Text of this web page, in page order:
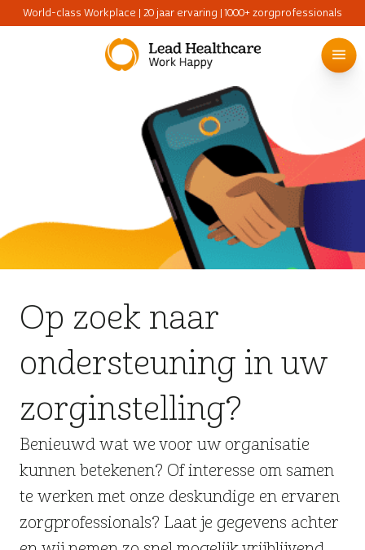
World-class Workplace | 20 jaar ervaring | 1000+ zorgprofessionals
Op zoek naar
ondersteuning in uw
zorginstelling?
Benieuwd wat we voor uw organisatie
kunnen betekenen? Of interesse om samen
te werken met onze deskundige en ervaren
zorgprofessionals? Laat je gegevens achter